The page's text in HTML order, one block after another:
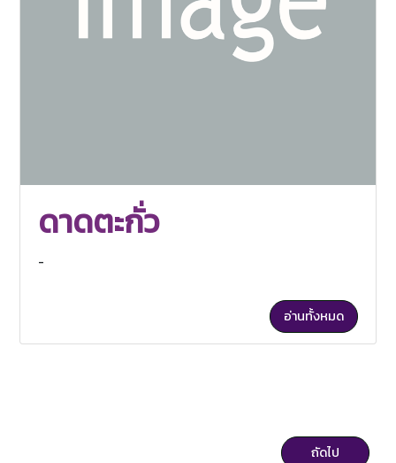
ดาดตะกั่ว
-
อ่านทั้งหมด
ถัดไป